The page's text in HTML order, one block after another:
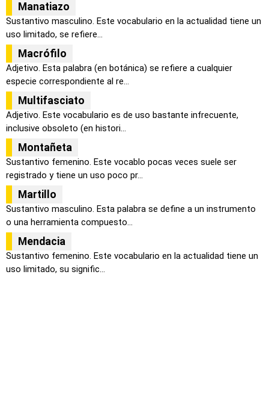
Manatiazo
Sustantivo masculino. Este vocabulario en la actualidad tiene un
uso limitado, se refiere...
Macrófilo
Adjetivo. Esta palabra (en botánica) se refiere a cualquier
especie correspondiente al re...
Multifasciato
Adjetivo. Este vocabulario es de uso bastante infrecuente,
inclusive obsoleto (en histori...
Montañeta
Sustantivo femenino. Este vocablo pocas veces suele ser
registrado y tiene un uso poco pr...
Martillo
Sustantivo masculino. Esta palabra se define a un instrumento
o una herramienta compuesto...
Mendacia
Sustantivo femenino. Este vocabulario en la actualidad tiene un
uso limitado, su signific...